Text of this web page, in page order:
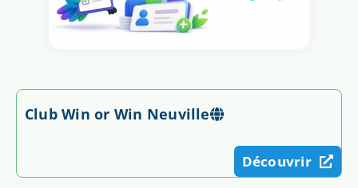
Club Win or Win Neuville
Découvrir